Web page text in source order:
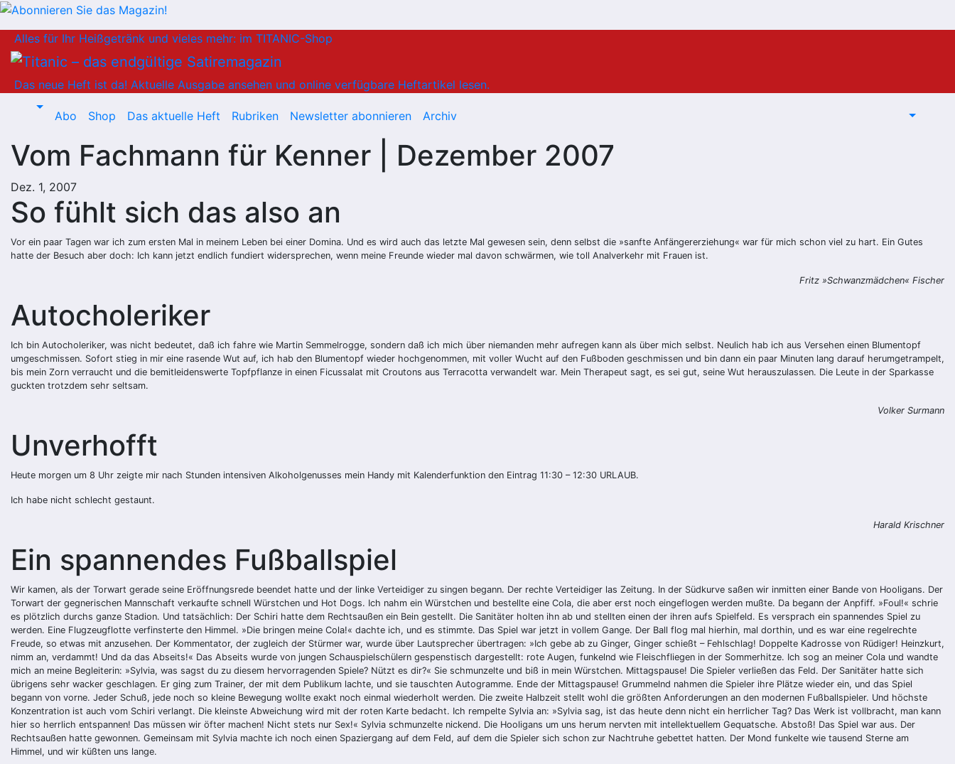
Inhalt
springen
Alles für Ihr Heißgetränk und vieles mehr: im TITANIC-Shop
Das neue Heft ist da! Aktuelle Ausgabe ansehen und online verfügbare Heftartikel lesen.
Abo Shop Das aktuelle Heft Rubriken Newsletter abonnieren Archiv
Vom Fachmann für Kenner | Dezember 2007
Dez. 1, 2007
So fühlt sich das also an
Vor ein paar Tagen war ich zum ersten Mal in meinem Leben bei einer Domina. Und es wird auch das letzte Mal gewesen sein, denn selbst die »sanfte Anfängererziehung« war für mich schon viel zu hart. Ein Gutes
hatte der Besuch aber doch: Ich kann jetzt endlich fundiert widersprechen, wenn meine Freunde wieder mal davon schwärmen, wie toll Analverkehr mit Frauen ist.
Fritz »Schwanzmädchen« Fischer
Autocholeriker
Ich bin Autocholeriker, was nicht bedeutet, daß ich fahre wie Martin Semmelrogge, sondern daß ich mich über niemanden mehr aufregen kann als über mich selbst. Neulich hab ich aus Versehen einen Blumentopf
umgeschmissen. Sofort stieg in mir eine rasende Wut auf, ich hab den Blumentopf wieder hochgenommen, mit voller Wucht auf den Fußboden geschmissen und bin dann ein paar Minuten lang darauf herumgetrampelt,
bis mein Zorn verraucht und die bemitleidenswerte Topfpflanze in einen Ficussalat mit Croutons aus Terracotta verwandelt war. Mein Therapeut sagt, es sei gut, seine Wut herauszulassen. Die Leute in der Sparkasse
guckten trotzdem sehr seltsam.
Volker Surmann
Unverhofft
Heute morgen um 8 Uhr zeigte mir nach Stunden intensiven Alkoholgenusses mein Handy mit Kalenderfunktion den Eintrag 11:30 – 12:30 URLAUB.
Ich habe nicht schlecht gestaunt.
Harald Krischner
Ein spannendes Fußballspiel
Wir kamen, als der Torwart gerade seine Eröffnungsrede beendet hatte und der linke Verteidiger zu singen begann. Der rechte Verteidiger las Zeitung. In der Südkurve saßen wir inmitten einer Bande von Hooligans. Der
Torwart der gegnerischen Mannschaft verkaufte schnell Würstchen und Hot Dogs. Ich nahm ein Würstchen und bestellte eine Cola, die aber erst noch eingeflogen werden mußte. Da begann der Anpfiff. »Foul!« schrie
es plötzlich durchs ganze Stadion. Und tatsächlich: Der Schiri hatte dem Rechtsaußen ein Bein gestellt. Die Sanitäter holten ihn ab und stellten einen der ihren aufs Spielfeld. Es versprach ein spannendes Spiel zu
werden. Eine Flugzeugflotte verfinsterte den Himmel. »Die bringen meine Cola!« dachte ich, und es stimmte. Das Spiel war jetzt in vollem Gange. Der Ball flog mal hierhin, mal dorthin, und es war eine regelrechte
Freude, so etwas mit anzusehen. Der Kommentator, der zugleich der Stürmer war, wurde über Lautsprecher übertragen: »Ich gebe ab zu Ginger, Ginger schießt – Fehlschlag! Doppelte Kadrosse von Rüdiger! Heinzkurt,
nimm an, verdammt! Und da das Abseits!« Das Abseits wurde von jungen Schauspielschülern gespenstisch dargestellt: rote Augen, funkelnd wie Fleischfliegen in der Sommerhitze. Ich sog an meiner Cola und wandte
mich an meine Begleiterin: »Sylvia, was sagst du zu diesem hervorragenden Spiele? Nützt es dir?« Sie schmunzelte und biß in mein Würstchen. Mittagspause! Die Spieler verließen das Feld. Der Sanitäter hatte sich
übrigens sehr wacker geschlagen. Er ging zum Trainer, der mit dem Publikum lachte, und sie tauschten Autogramme. Ende der Mittagspause! Grummelnd nahmen die Spieler ihre Plätze wieder ein, und das Spiel
begann von vorne. Jeder Schuß, jede noch so kleine Bewegung wollte exakt noch einmal wiederholt werden. Die zweite Halbzeit stellt wohl die größten Anforderungen an den modernen Fußballspieler. Und höchste
Konzentration ist auch vom Schiri verlangt. Die kleinste Abweichung wird mit der roten Karte bedacht. Ich rempelte Sylvia an: »Sylvia sag, ist das heute denn nicht ein herrlicher Tag? Das Werk ist vollbracht, man kann
hier so herrlich entspannen! Das müssen wir öfter machen! Nicht stets nur Sex!« Sylvia schmunzelte nickend. Die Hooligans um uns herum nervten mit intellektuellem Gequatsche. Abstoß! Das Spiel war aus. Der
Rechtsaußen hatte gewonnen. Gemeinsam mit Sylvia machte ich noch einen Spaziergang auf dem Feld, auf dem die Spieler sich schon zur Nachtruhe gebettet hatten. Der Mond funkelte wie tausend Sterne am
Himmel, und wir küßten uns lange.